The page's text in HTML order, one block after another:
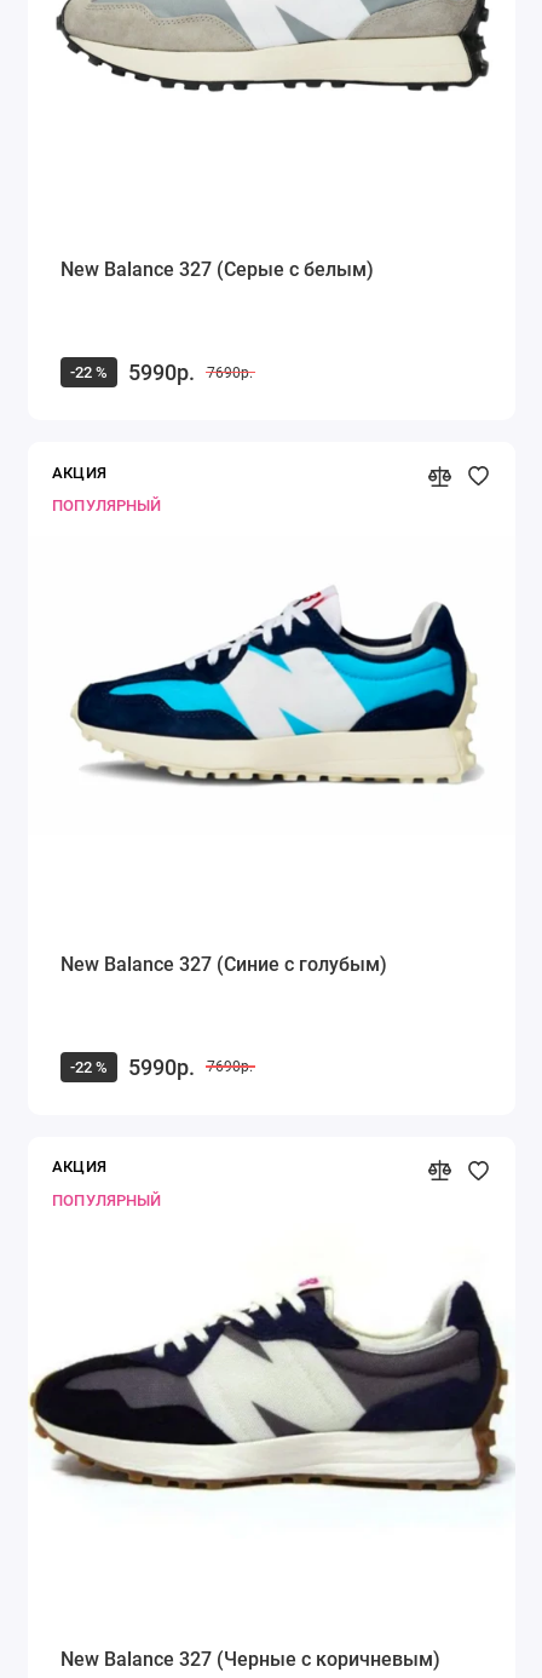
Кроссовки Saucony
Кроссовки Puma
New Balance 327 (Серые с белым)
-22 % 5990р. 7690р.
АКЦИЯ
ПОПУЛЯРНЫЙ
New Balance 327 (Синие с голубым)
-22 % 5990р. 7690р.
АКЦИЯ
ПОПУЛЯРНЫЙ
New Balance 327 (Черные с коричневым)